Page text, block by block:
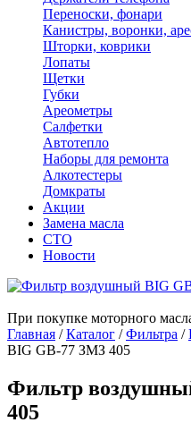
Переноски, фонари
Канистры, воронки,
Шторки, коврики
Лопаты
Щетки
Губки
Ареометры
Салфетки
Автотепло
Наборы для ремонта
Алкотестеры
Домкраты
Акции
Замена масла
СТО
Новости
При покупке моторного
Главная /Каталог /Фильтра /
BIG GB-77 ЗМЗ 405
Фильтр
405